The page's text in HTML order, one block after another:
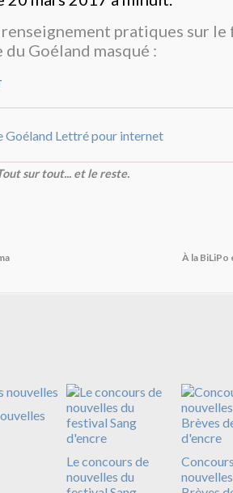
pratiques sur
Goéland masqué :
Goéland Lettré pour internet
sur tout... et le reste.
À la
Le concours de
nouvelles du